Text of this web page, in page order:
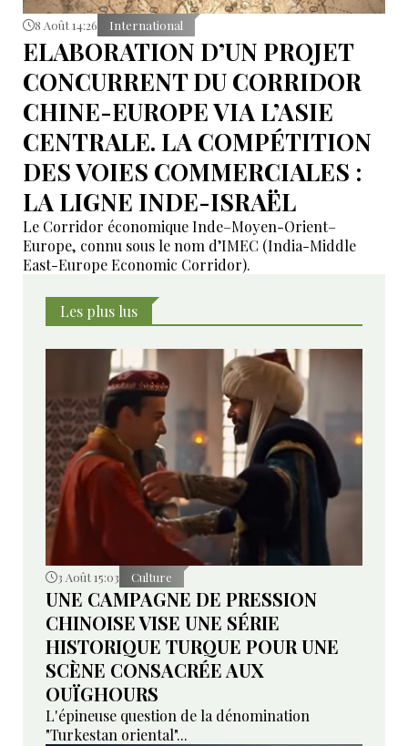
8 Août 14:26 International
ELABORATION D’UN PROJET
CONCURRENT DU CORRIDOR
CHINE-EUROPE VIA L’ASIE
CENTRALE. LA COMPÉTITION
DES VOIES COMMERCIALES :
LA LIGNE INDE-ISRAËL
Le Corridor économique Inde–Moyen-Orient–
Europe, connu sous le nom d’IMEC (India-Middle
East-Europe Economic Corridor).
Les plus lus
3 Août 15:03 Culture
UNE CAMPAGNE DE PRESSION
CHINOISE VISE UNE SÉRIE
HISTORIQUE TURQUE POUR UNE
SCÈNE CONSACRÉE AUX
OUÏGHOURS
L'épineuse question de la dénomination
"Turkestan oriental"...